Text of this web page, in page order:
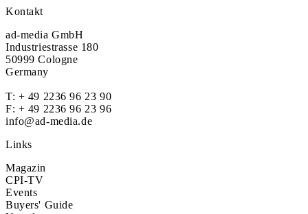
Kontakt
ad-media GmbH
Industriestrasse 180
50999 Cologne
Germany
T: + 49 2236 96 23 90
F: + 49 2236 96 23 96
info@ad-media.de
Links
Magazin
CPI-TV
Events
Buyers' Guide